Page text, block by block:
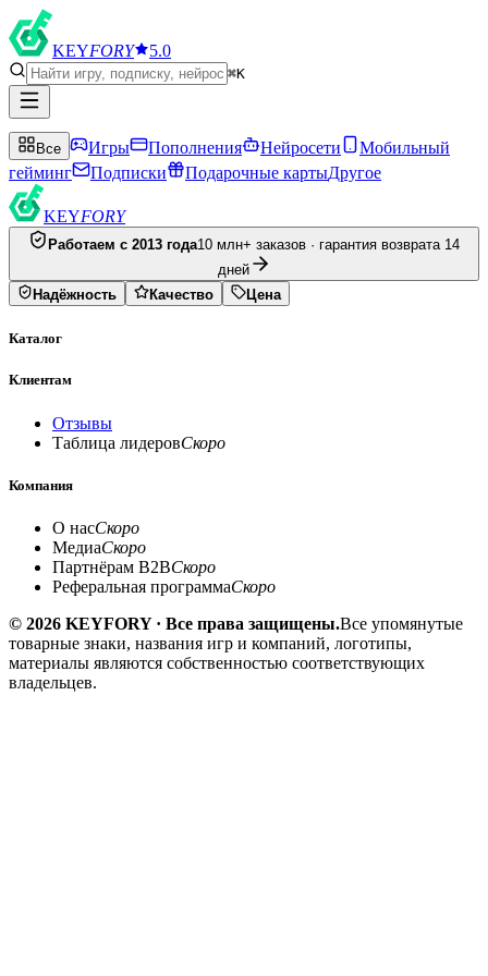
KEYFORY 5.0
⌘K
Все Игры Пополнения Нейросети
Мобильный
гейминг
Подписки Подарочные картыДругое
KEYFORY
Работаем с 2013 года10 млн+ заказов · гарантия возврата 14
дней
Надёжность
Качество Цена
Каталог
Клиентам
Отзывы
Таблица лидеровСкоро
Компания
О насСкоро
МедиаСкоро
Партнёрам B2BСкоро
Реферальная программаСкоро
© 2026 KEYFORY · Все права защищены.Все упомянутые
товарные знаки, названия игр и компаний, логотипы,
материалы являются собственностью соответствующих
владельцев.